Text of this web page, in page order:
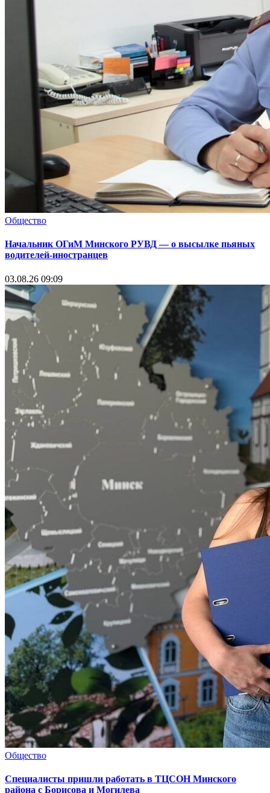
Общество
Начальник ОГиМ Минского РУВД — о высылке пьяных
водителей-иностранцев
03.08.26 09:09
Общество
Специалисты пришли работать в ТЦСОН Минского
района с Борисова и Могилева